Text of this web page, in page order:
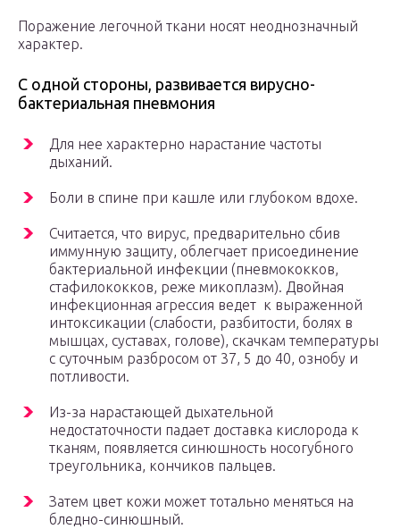
Поражение легочной ткани носят неоднозначный
характер.
С одной стороны, развивается вирусно-
бактериальная пневмония
Для нее характерно нарастание частоты
дыханий.
Боли в спине при кашле или глубоком вдохе.
Считается, что вирус, предварительно сбив
иммунную защиту, облегчает присоединение
бактериальной инфекции (пневмококков,
стафилококков, реже микоплазм). Двойная
инфекционная агрессия ведет к выраженной
интоксикации (слабости, разбитости, болях в
мышцах, суставах, голове), скачкам температуры
с суточным разбросом от 37, 5 до 40, ознобу и
потливости.
Из-за нарастающей дыхательной
недостаточности падает доставка кислорода к
тканям, появляется синюшность носогубного
треугольника, кончиков пальцев.
Затем цвет кожи может тотально меняться на
бледно-синюшный.